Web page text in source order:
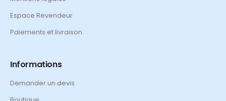
Espace Revendeur
Paiements et livraison
Informations
Demander un devis